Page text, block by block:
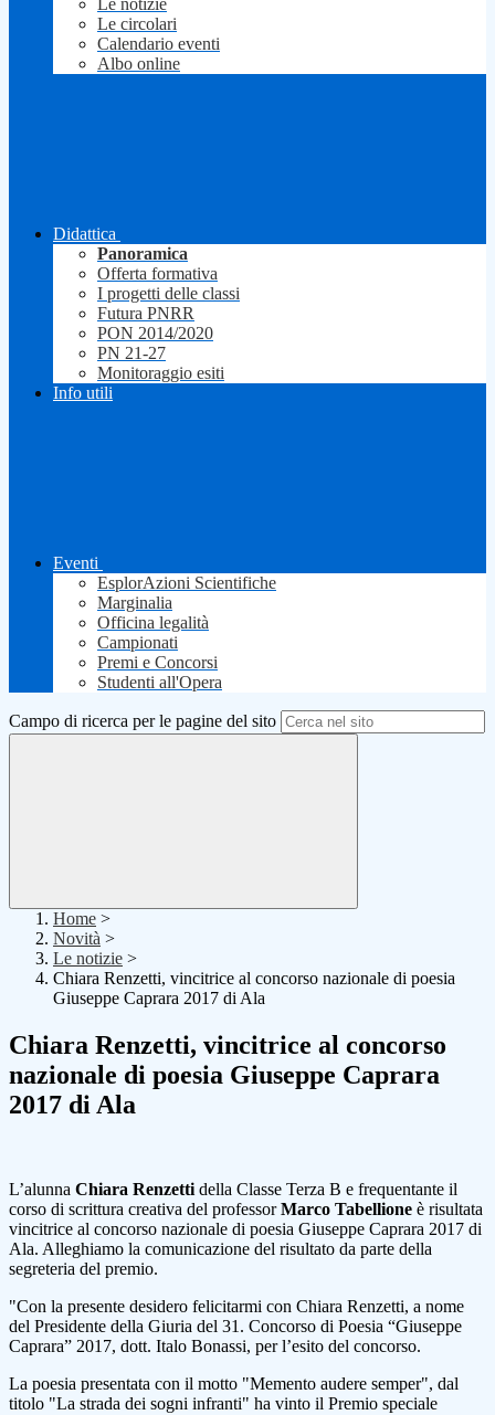
Le notizie
Le circolari
Calendario eventi
Albo online
Didattica
Panoramica
Offerta formativa
I progetti delle classi
Futura PNRR
PON 2014/2020
PN 21-27
Monitoraggio esiti
Info utili
Eventi
EsplorAzioni Scientifiche
Marginalia
Officina legalità
Campionati
Premi e Concorsi
Studenti all'Opera
Campo di ricerca per le pagine del sito
Home >
Novità >
Le notizie >
Chiara Renzetti, vincitrice al concorso nazionale di poesia
Giuseppe Caprara 2017 di Ala
Chiara Renzetti, vincitrice al concorso
nazionale di poesia Giuseppe Caprara
2017 di Ala
L’alunna Chiara Renzetti della Classe Terza B e frequentante il
corso di scrittura creativa del professorMarco Tabellione è risultata
vincitrice al concorso nazionale di poesia Giuseppe Caprara 2017 di
Ala. Alleghiamo la comunicazione del risultato da parte della
segreteria del premio.
"Con la presente desidero felicitarmi con Chiara Renzetti, a nome
del Presidente della Giuria del 31. Concorso di Poesia “Giuseppe
Caprara” 2017, dott. Italo Bonassi, per l’esito del concorso.
La poesia presentata con il motto "Memento audere semper", dal
titolo "La strada dei sogni infranti" ha vinto il Premio speciale